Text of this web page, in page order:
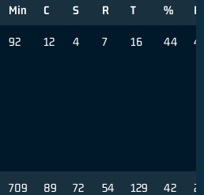
Min C S R T % R
92 12 4 7 16 44 4
709 89 72 54 129 42